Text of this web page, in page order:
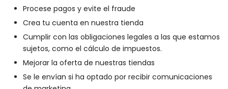
Procese pagos y evite el fraude
Crea tu cuenta en nuestra tienda
Cumplir con las obligaciones legales a las que estamos
sujetos, como el cálculo de impuestos.
Mejorar la oferta de nuestras tiendas
Se le envían si ha optado por recibir comunicaciones